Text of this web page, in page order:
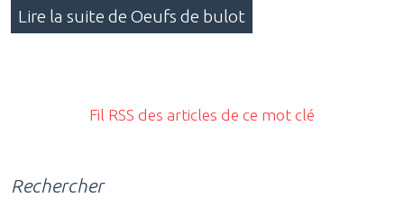
Lire la suite de Oeufs de bulot
Fil RSS des articles de ce mot clé
Rechercher